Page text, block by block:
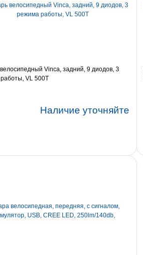
Vinca, задний, 9 диодов, 3
VL 500T
Наличие уточняйте